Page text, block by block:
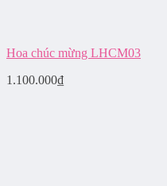
Hoa chúc mừng LHCM03
1.100.000₫